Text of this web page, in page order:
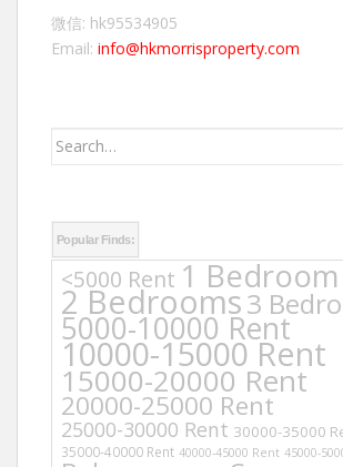
微信: hk95534905
Email: info@hkmorrisproperty.com
Search
Popular Finds:
<5000 Rent 1 Bedroom
2 Bedrooms3
5000-10000 Rent
10000-15000 Rent
15000-20000 Rent
20000-25000 Rent
25000-30000 Rent 30000-35000
35000-40000 Rent 40000-45000 Rent 45000-